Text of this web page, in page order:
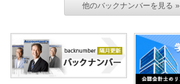
他のバックナンバーを見る »